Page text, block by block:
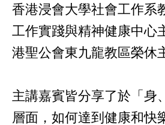
香港浸會大學社會工作系
工作實踐與精神健康中心
港聖公會東九龍教區榮休
主講嘉賓皆分享了於「身
層面，如何達到健康和快